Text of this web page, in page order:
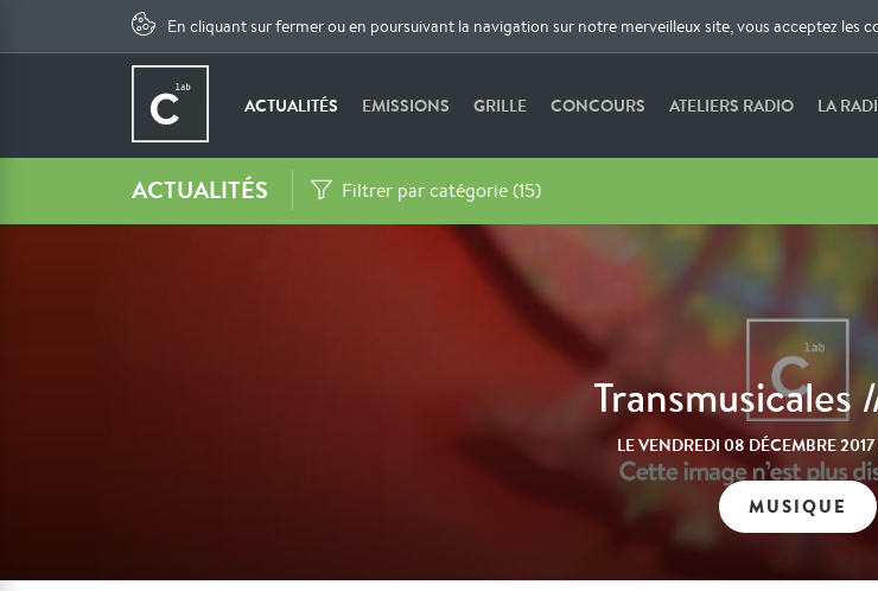
En cliquant sur fermer ou en poursuivant la navigation sur notre merveilleux site, vous acceptez les
ACTUALITÉS EMISSIONS GRILLE CONCOURS ATELIERS RADIO LA
ACTUALITÉS Filtrer par catégorie (15)
Transmusicales
LEVENDREDI 08 DÉCEMBRE 2017
MUSIQUE